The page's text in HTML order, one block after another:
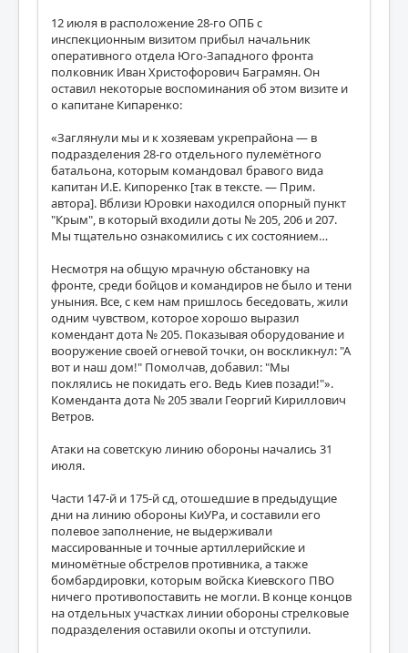
12 июля в расположение 28-го ОПБ с
инспекционным визитом прибыл начальник
оперативного отдела Юго-Западного фронта
полковник Иван Христофорович Баграмян. Он
оставил некоторые воспоминания об этом визите и
о капитане Кипаренко:
«Заглянули мы и к хозяевам укрепрайона — в
подразделения 28-го отдельного пулемётного
батальона, которым командовал бравого вида
капитан И.Е. Кипоренко [так в тексте. — Прим.
автора]. Вблизи Юровки находился опорный пункт
"Крым", в который входили доты № 205, 206 и 207.
Мы тщательно ознакомились с их состоянием…
Несмотря на общую мрачную обстановку на
фронте, среди бойцов и командиров не было и тени
уныния. Все, с кем нам пришлось беседовать, жили
одним чувством, которое хорошо выразил
комендант дота № 205. Показывая оборудование и
вооружение своей огневой точки, он воскликнул: "А
вот и наш дом!" Помолчав, добавил: "Мы
поклялись не покидать его. Ведь Киев позади!"».
Коменданта дота № 205 звали Георгий Кириллович
Ветров.
Атаки на советскую линию обороны начались 31
июля.
Части 147-й и 175-й сд, отошедшие в предыдущие
дни на линию обороны КиУРа, и составили его
полевое заполнение, не выдерживали
массированные и точные артиллерийские и
миномётные обстрелов противника, а также
бомбардировки, которым войска Киевского ПВО
ничего противопоставить не могли. В конце концов
на отдельных участках линии обороны стрелковые
подразделения оставили окопы и отступили.